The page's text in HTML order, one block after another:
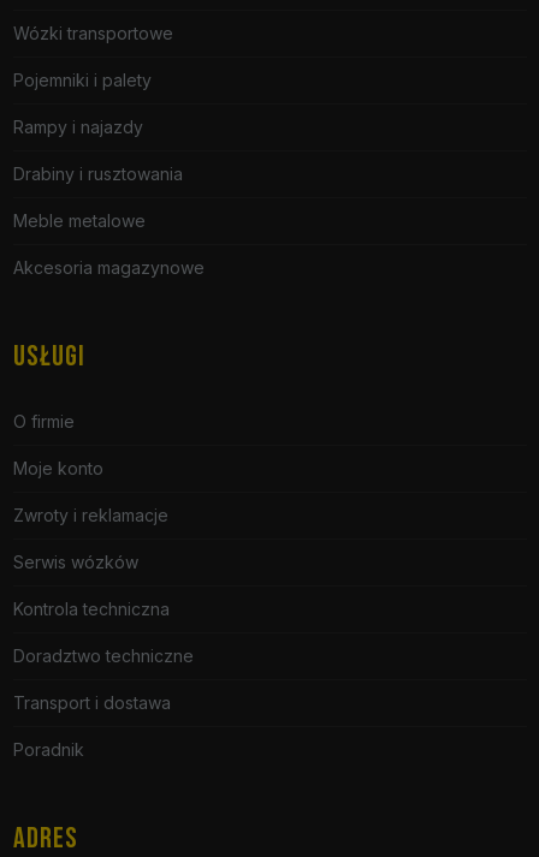
Wózki transportowe
Pojemniki i palety
Rampy i najazdy
Drabiny i rusztowania
Meble metalowe
Akcesoria magazynowe
USŁUGI
O firmie
Moje konto
Zwroty i reklamacje
Serwis wózków
Kontrola techniczna
Doradztwo techniczne
Transport i dostawa
Poradnik
ADRES